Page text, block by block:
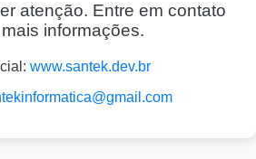
atenção. Entre em contato
informações.
www.santek.dev.br